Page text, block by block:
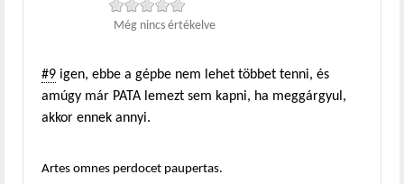
Még nincs értékelve
#9 igen, ebbe a gépbe nem lehet többet tenni, és
amúgy már PATA lemezt sem kapni, ha meggárgyul,
akkor ennek annyi.
Artes omnes perdocet paupertas.